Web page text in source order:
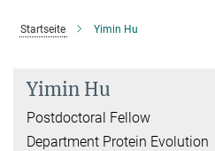
Startseite Yimin Hu
Yimin Hu
Postdoctoral Fellow
Department Protein Evolution